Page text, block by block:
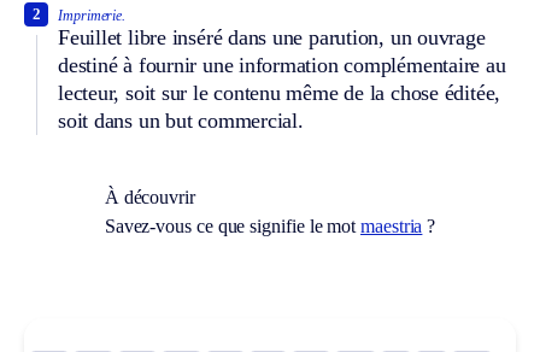
Imprimerie.
Feuillet libre inséré dans une parution, un ouvrage
destiné à fournir une information complémentaire au
lecteur, soit sur le contenu même de la chose éditée,
soit dans un but commercial.
2
À découvrir
Savez-vous ce que signifie le motmaestria ?